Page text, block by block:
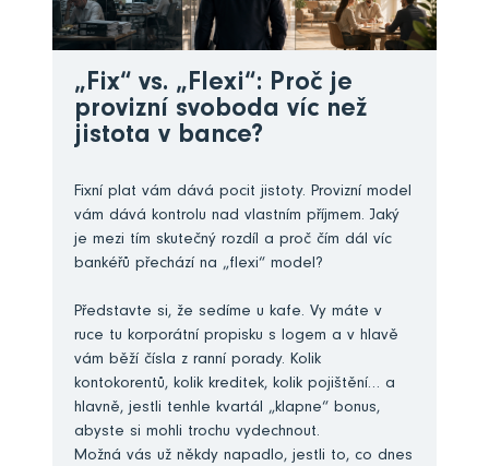
„Fix“ vs. „Flexi“: Proč je
provizní svoboda víc než
jistota v bance?
Fixní plat vám dává pocit jistoty. Provizní model
vám dává kontrolu nad vlastním příjmem. Jaký
je mezi tím skutečný rozdíl a proč čím dál víc
bankéřů přechází na „flexi“ model?
Představte si, že sedíme u kafe. Vy máte v
ruce tu korporátní propisku s logem a v hlavě
vám běží čísla z ranní porady. Kolik
kontokorentů, kolik kreditek, kolik pojištění… a
hlavně, jestli tenhle kvartál „klapne“ bonus,
abyste si mohli trochu vydechnout.
Možná vás už někdy napadlo, jestli to, co dnes